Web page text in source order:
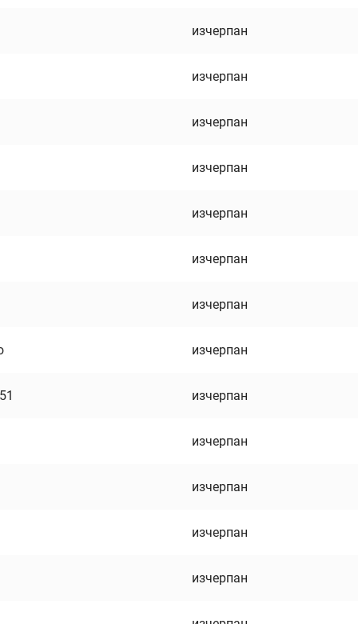
изчерпан
изчерпан
изчерпан
изчерпан
изчерпан
изчерпан
изчерпан
изчерпан
изчерпан
изчерпан
изчерпан
изчерпан
изчерпан